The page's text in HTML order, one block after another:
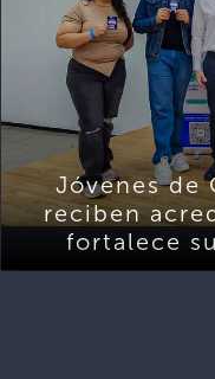
Jóvenes de
reciben
fortalece